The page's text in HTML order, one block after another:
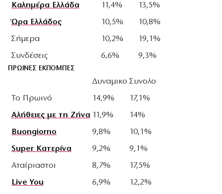
Καλημέρα Ελλάδα
11,4%
13,5%
Ώρα Ελλάδος
10,5%
10,8%
Σήμερα
10,2%
19,1%
Συνδέσεις
6,6% 9,3%
ΠΡΩΙΝΕΣ ΕΚΠΟΜΠΕΣ
Δυναμικο Συνολο
Το Πρωινό
14,9%
17,1%
Αλήθειες με τη Ζήνα 11,9%
14%
Buongiorno
9,8%
10,1%
Super Κατερίνα
9,2%
9,1%
Αταίριαστοι
8,7%
17,5%
Live You
6,9%
12,2%